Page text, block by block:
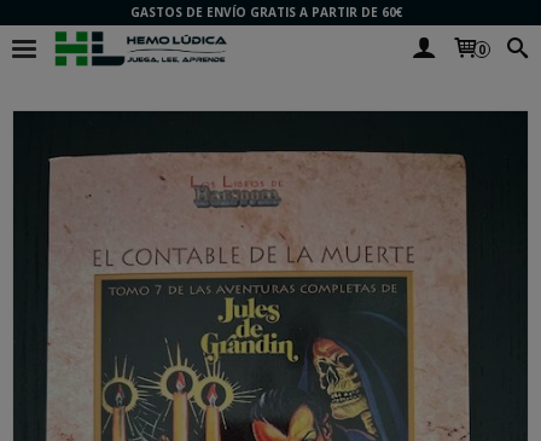
GASTOS DE ENVÍO GRATIS A PARTIR DE 60€
0